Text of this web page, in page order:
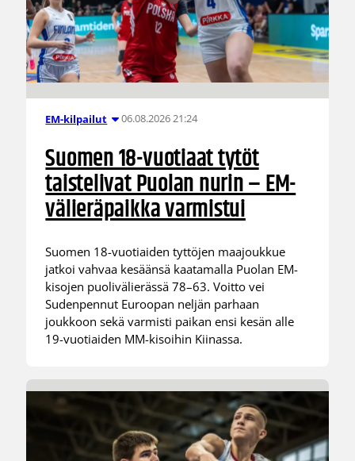
EM-kilpailut 06.08.2026 21:24
Suomen 18-vuotiaat tytöt
taistelivat Puolan nurin – EM-
välieräpaikka varmistui
Suomen 18-vuotiaiden tyttöjen maajoukkue
jatkoi vahvaa kesäänsä kaatamalla Puolan EM-
kisojen puolivälierässä 78–63. Voitto vei
Sudenpennut Euroopan neljän parhaan
joukkoon sekä varmisti paikan ensi kesän alle
19-vuotiaiden MM-kisoihin Kiinassa.